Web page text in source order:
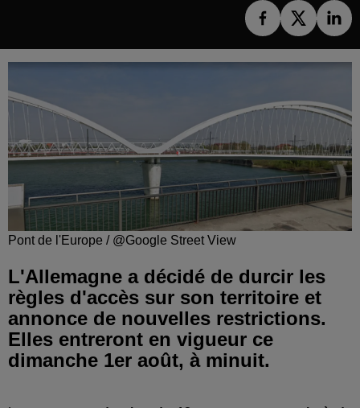
Pont de l'Europe / @Google Street View
L'Allemagne a décidé de durcir les
règles d'accès sur son territoire et
annonce de nouvelles restrictions.
Elles entreront en vigueur ce
dimanche 1er août, à minuit.